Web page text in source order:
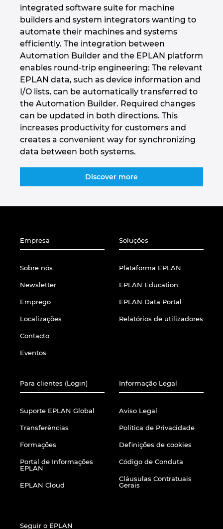
integrated software suite for machine
builders and system integrators wanting to
automate their machines and systems
efficiently. The integration between
Automation Builder and the EPLAN platform
enables round-trip engineering: The relevant
EPLAN data, such as device information and
I/O lists, can be automatically transferred to
the Automation Builder. Required changes
can be updated in both directions. This
increases productivity for customers and
creates a convenient way for synchronizing
data between both systems.
Discover more
Empresa
Sobre nós
Newsletter
Emprego
Localizações
Contacto
Eventos
Soluções
Plataforma EPLAN
EPLAN Education
EPLAN Data Portal
Relatórios de utilizadores
Para clientes (Login)
Suporte EPLAN Global
Transferências
Formações
Portal de Informações
EPLAN
EPLAN Cloud
Informação Legal
Aviso Legal
Política de Privacidade
Definições de cookies
Código de Conduta
Cláusulas Contratuais
Gerais
Seguir o EPLAN